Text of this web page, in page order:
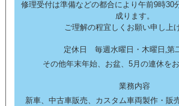
修理受付は準備などの都合により午前9時30
成ります。
ご理解の程宜しくお願い申し上
定休日 毎週水曜日・木曜日,第
その他年末年始、お盆、5月の連休をお
業務内容
新車、中古車販売、カスタム車両製作・販